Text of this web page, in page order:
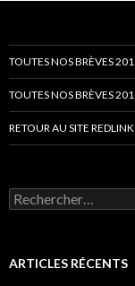
TOUTES NOS BRÈVES
TOUTES NOS BRÈVES
RETOUR AU SITE REDLINK
Rechercher :
ARTICLES RÉCENTS